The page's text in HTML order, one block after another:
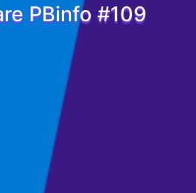
PBinfo #109